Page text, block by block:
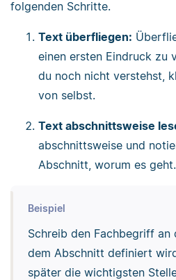
folgenden Schritte.
Text überfliegen:
einen ersten Eindruck zu
du noch nicht verstehst,
von selbst.
Text abschnittsweise
abschnittsweise und
Abschnitt, worum es geht.
Beispiel
Schreib den Fachbegriff an
dem Abschnitt definiert
später die wichtigsten